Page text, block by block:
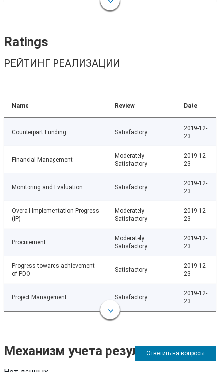
Ratings
РЕЙТИНГ РЕАЛИЗАЦИИ
Name Review Date
Counterpart Funding Satisfactory
2019-12-
23
Financial Management
Moderately
Satisfactory
2019-12-
23
Monitoring and Evaluation Satisfactory
2019-12-
23
Overall Implementation Progress
(IP)
Moderately
Satisfactory
2019-12-
23
Procurement
Moderately
Satisfactory
2019-12-
23
Progress towards achievement
of PDO
Satisfactory
2019-12-
23
Project Management Satisfactory
2019-12-
23
Механизм учета результатов
Ответить на вопросы